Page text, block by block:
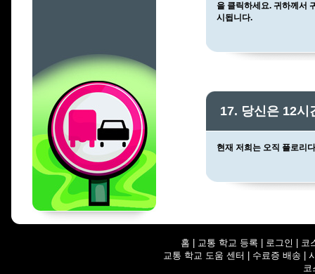
을 클릭하세요. 귀하께서
시됩니다.
17. 당신은 12시
현재 저희는 오직 플로리
홈 교통 학교 등록 로그인
코
교통 학교 도움 센터
수료증 배송